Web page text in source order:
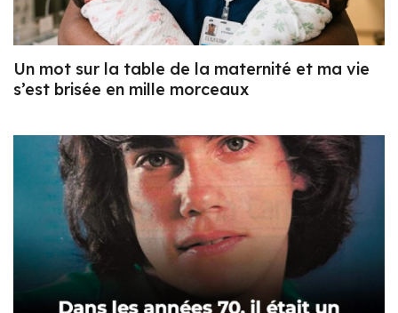
Un mot sur la table de la maternité et ma vie
s’est brisée en mille morceaux